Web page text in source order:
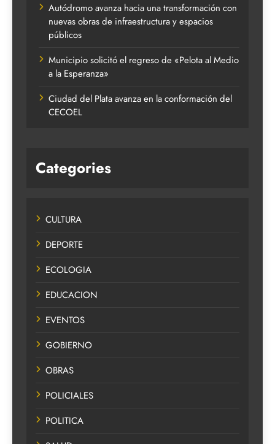
Autódromo avanza hacia una transformación con
nuevas obras de infraestructura y espacios
públicos
Municipio solicitó el regreso de «Pelota al Medio
a la Esperanza»
Ciudad del Plata avanza en la conformación del
CECOEL
Categories
CULTURA
DEPORTE
ECOLOGIA
EDUCACION
EVENTOS
GOBIERNO
OBRAS
POLICIALES
POLITICA